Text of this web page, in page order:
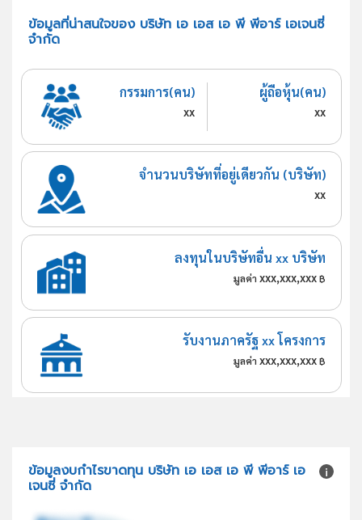
ข้อมูลที่น่าสนใจของ บริษัท เอ เอส เอ พี พีอาร์ เอเจนซี่
จำกัด
กรรมการ(คน)
xx
ผู้ถือหุ้น(คน)
xx
จำนวนบริษัทที่อยู่เดียวกัน (บริษัท)
xx
ลงทุนในบริษัทอื่น xx บริษัท
มูลค่า xxx,xxx,xxx ฿
รับงานภาครัฐ xx โครงการ
มูลค่า xxx,xxx,xxx ฿
ข้อมูลงบกำไรขาดทุน บริษัท เอ เอส เอ พี พีอาร์ เอ
เจนซี่ จำกัด